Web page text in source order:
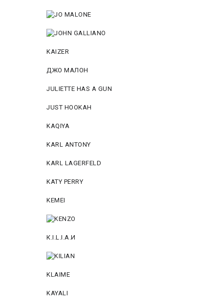
KAIZER
ДЖО МАЛОН
JULIETTE HAS A GUN
JUST HOOKAH
KAQIYA
KARL ANTONY
KARL LAGERFELD
KATY PERRY
KEMEI
К.I.L.I.А.И
KLAIME
KAYALI